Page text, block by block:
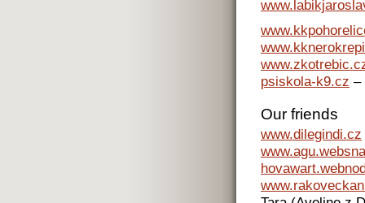
psiskola-k9.cz –
Our friends
www.dilegindi.cz